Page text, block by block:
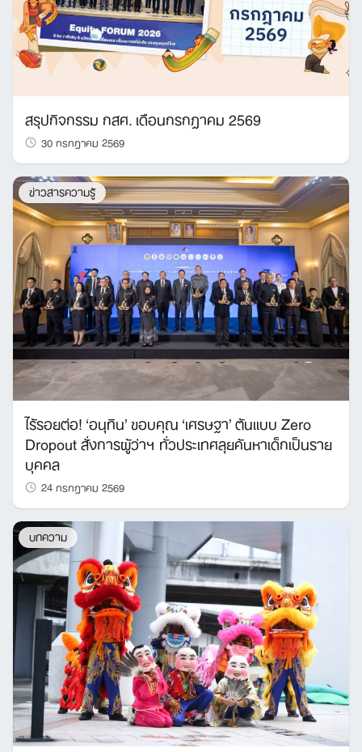
สรุปกิจกรรม กสศ. เดือนกรกฎาคม 2569
30 กรกฎาคม 2569
ข่าวสารความรู้
ไร้รอยต่อ! ‘อนุทิน’ ขอบคุณ ‘เศรษฐา’ ต้นแบบ Zero
Dropout สั่งการผู้ว่าฯ ทั่วประเทศลุยค้นหาเด็กเป็นราย
บุคคล
24 กรกฎาคม 2569
บทความ